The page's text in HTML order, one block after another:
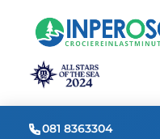
081 8363304